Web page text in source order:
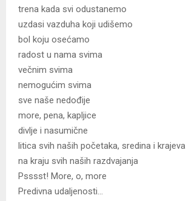
trena kada svi odustanemo
uzdasi vazduha koji udišemo
bol koju osećamo
radost u nama svima
večnim svima
nemogućim svima
sve naše nedođije
more, pena, kapljice
divlje i nasumične
litica svih naših početaka, sredina i krajeva
na kraju svih naših razdvajanja
Psssst! More, o, more
Predivna udaljenosti…